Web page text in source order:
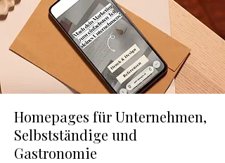
Homepages für Unternehmen,
Selbstständige und
Gastronomie